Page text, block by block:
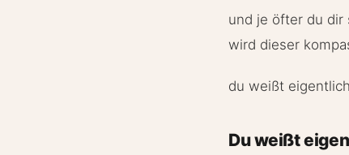
und je öfter du
wird dieser
du weißt
Du weißt